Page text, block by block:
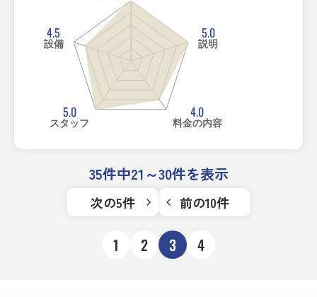
5.0
説明
4.0
料金の内容
5.0
スタッフ
4.5
設備
35件中21～30件を表示
前の10件
1 2 3 4
次の5件